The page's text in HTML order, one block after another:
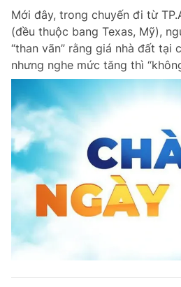
Mới đây, trong chuyến đi từ
(đều thuộc bang Texas, Mỹ),
“than vãn” rằng giá nhà đất tại
nhưng nghe mức tăng thì